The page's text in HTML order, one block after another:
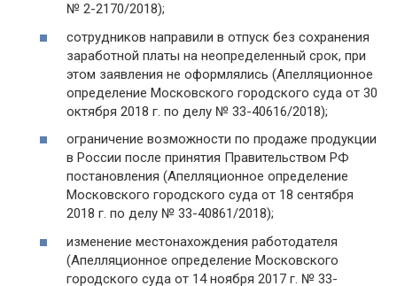
№ 2-2170/2018);
сотрудников направили в отпуск без сохранения
заработной платы на неопределенный срок, при
этом заявления не оформлялись (Апелляционное
определение Московского городского суда от 30
октября 2018 г. по делу № 33-40616/2018);
ограничение возможности по продаже продукции
в России после принятия Правительством РФ
постановления (Апелляционное определение
Московского городского суда от 18 сентября
2018 г. по делу № 33-40861/2018);
изменение местонахождения работодателя
(Апелляционное определение Московского
городского суда от 14 ноября 2017 г. № 33-